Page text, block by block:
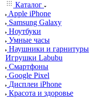
Каталог
Apple iPhone
Samsung Galaxy
Ноутбуки
Умные часы
Наушники и гарнитуры
Игрушки Labubu
Смартфоны
Google Pixel
Дисплеи iPhone
Красота и здоровье